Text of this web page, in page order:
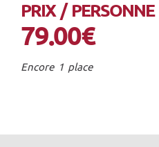
PRIX / PERSONNE
79.00€
Encore 1 place